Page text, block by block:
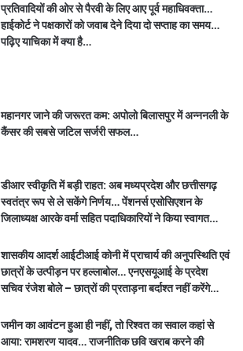
प्रतिवादियों की ओर से पैरवी के लिए आए पूर्व महाधिवक्ता…
हाईकोर्ट ने पक्षकारों को जवाब देने दिया दो सप्ताह का समय…
पढ़िए याचिका में क्या है…
महानगर जाने की जरूरत कम: अपोलो बिलासपुर में अन्ननली के
कैंसर की सबसे जटिल सर्जरी सफल…
डीआर स्वीकृति में बड़ी राहत: अब मध्यप्रदेश और छत्तीसगढ़
स्वतंत्र रूप से ले सकेंगे निर्णय… पेंशनर्स एसोसिएशन के
जिलाध्यक्ष आरके वर्मा सहित पदाधिकारियों ने किया स्वागत…
शासकीय आदर्श आईटीआई कोनी में प्राचार्य की अनुपस्थिति एवं
छात्रों के उत्पीड़न पर हल्लाबोल… एनएसयूआई के प्रदेश
सचिव रंजेश बोले – छात्रों की प्रताड़ना बर्दाश्त नहीं करेंगे…
जमीन का आवंटन हुआ ही नहीं, तो रिश्वत का सवाल कहां से
आया: रामशरण यादव… राजनीतिक छवि खराब करने की